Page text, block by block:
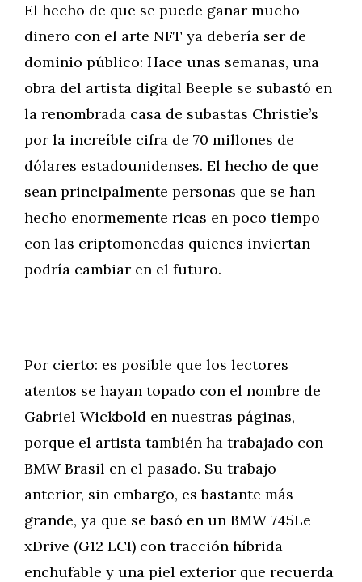
El hecho de que se puede ganar mucho
dinero con el arte NFT ya debería ser de
dominio público: Hace unas semanas, una
obra del artista digital Beeple se subastó en
la renombrada casa de subastas Christie’s
por la increíble cifra de 70 millones de
dólares estadounidenses. El hecho de que
sean principalmente personas que se han
hecho enormemente ricas en poco tiempo
con las criptomonedas quienes inviertan
podría cambiar en el futuro.
Por cierto: es posible que los lectores
atentos se hayan topado con el nombre de
Gabriel Wickbold en nuestras páginas,
porque el artista también ha trabajado con
BMW Brasil en el pasado. Su trabajo
anterior, sin embargo, es bastante más
grande, ya que se basó en un BMW 745Le
xDrive (G12 LCI) con tracción híbrida
enchufable y una piel exterior que recuerda